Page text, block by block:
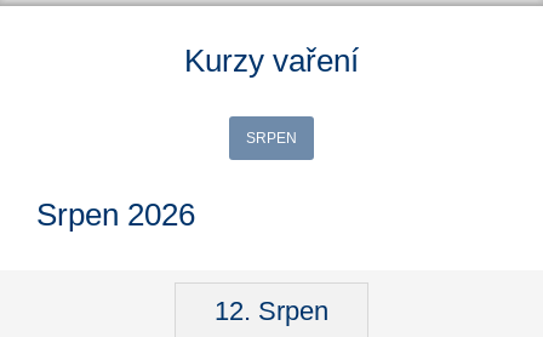
Kurzy vaření
SRPEN
Srpen 2026
12. Srpen